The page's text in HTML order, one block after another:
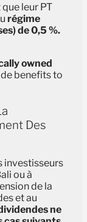
leur PT
régime
de 0,5 %.
owned
benefits to
Des
investisseurs
ou à
de la
et au
ne